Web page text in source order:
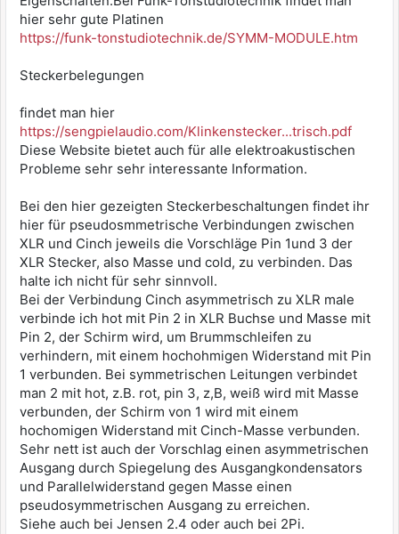
hier sehr gute Platinen
https://funk-tonstudiotechnik.de/SYMM-MODULE.htm
Steckerbelegungen
findet man hier
https://sengpielaudio.com/Klinkenstecker...trisch.pdf
Diese Website bietet auch für alle elektroakustischen
Probleme sehr sehr interessante Information.
Bei den hier gezeigten Steckerbeschaltungen findet ihr
hier für pseudosmmetrische Verbindungen zwischen
XLR und Cinch jeweils die Vorschläge Pin 1und 3 der
XLR Stecker, also Masse und cold, zu verbinden. Das
halte ich nicht für sehr sinnvoll.
Bei der Verbindung Cinch asymmetrisch zu XLR male
verbinde ich hot mit Pin 2 in XLR Buchse und Masse mit
Pin 2, der Schirm wird, um Brummschleifen zu
verhindern, mit einem hochohmigen Widerstand mit Pin
1 verbunden. Bei symmetrischen Leitungen verbindet
man 2 mit hot, z.B. rot, pin 3, z,B, weiß wird mit Masse
verbunden, der Schirm von 1 wird mit einem
hochomigen Widerstand mit Cinch-Masse verbunden.
Sehr nett ist auch der Vorschlag einen asymmetrischen
Ausgang durch Spiegelung des Ausgangkondensators
und Parallelwiderstand gegen Masse einen
pseudosymmetrischen Ausgang zu erreichen.
Siehe auch bei Jensen 2.4 oder auch bei 2Pi.